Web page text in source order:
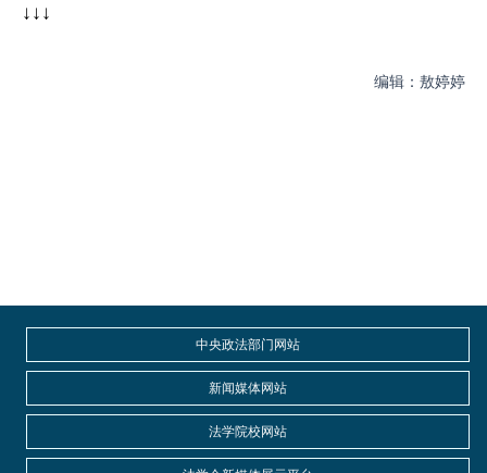
↓↓↓
编辑：敖婷婷
中央政法部门网站
新闻媒体网站
法学院校网站